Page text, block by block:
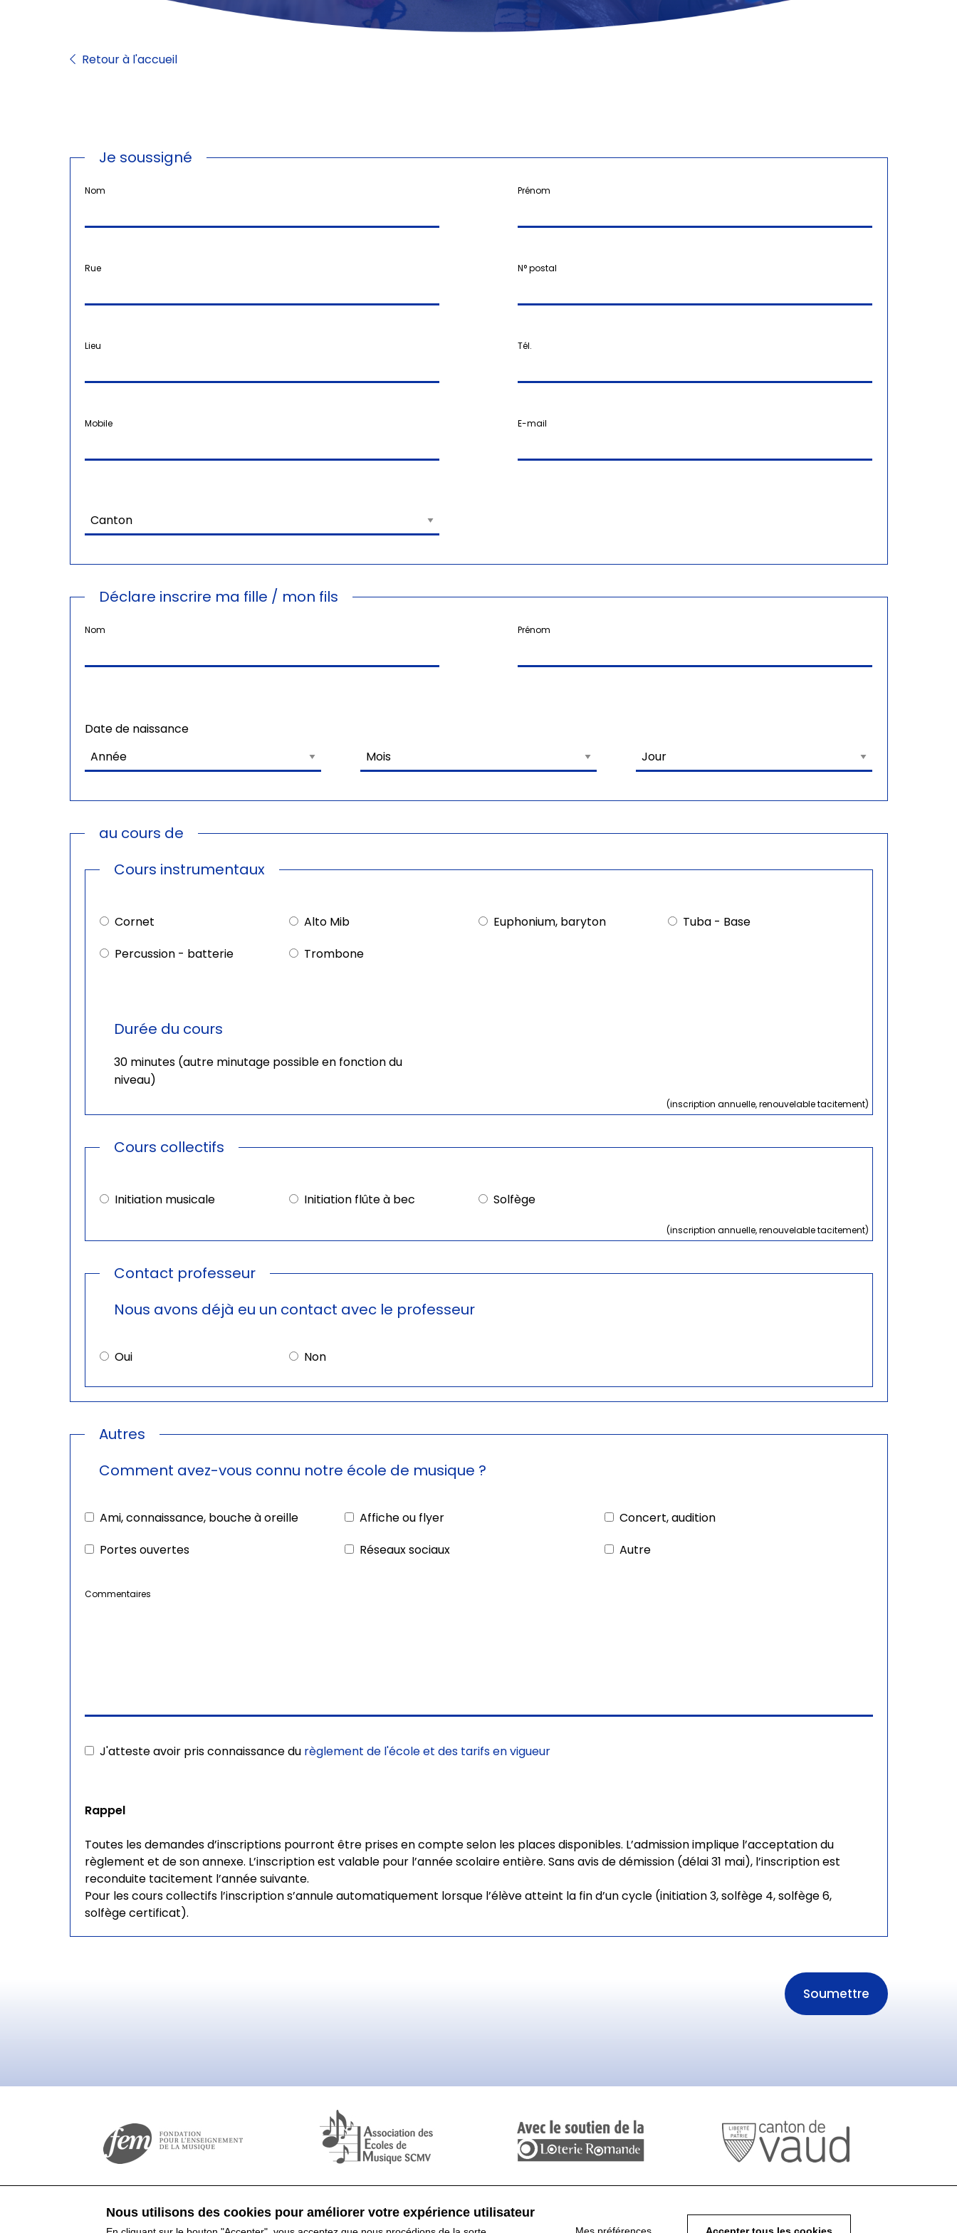
Retour à l'accueil
Je soussigné
Nom Prénom
Rue N° postal
Lieu Tél.
Mobile E-mail
Déclare inscrire ma fille / mon fils
Nom Prénom
Date de naissance
au cours de
Cours instrumentaux
instrumentaux
Cornet Alto Mib Euphonium, baryton
Tuba - Base
Percussion - batterie
Trombone
Durée du cours
30 minutes (autre minutage possible en fonction du
niveau)
(inscription annuelle, renouvelable tacitement)
Cours collectifs
collectifs
Initiation musicale Initiation flûte à bec Solfège
(inscription annuelle, renouvelable tacitement)
Contact professeur
Nous avons déjà eu un contact avec le professeur
Oui Non
Autres
Comment avez-vous connu notre école de musique ?
Ami, connaissance, bouche à oreille Affiche ou flyer
Concert, audition
Portes ouvertes
Réseaux sociaux Autre
Commentaires
J'atteste avoir pris connaissance du règlement de l'école et des tarifs en vigueur
Rappel
Toutes les demandes d’inscriptions pourront être prises en compte selon les places disponibles. L’admission implique l’acceptation du
règlement et de son annexe. L’inscription est valable pour l’année scolaire entière. Sans avis de démission (délai 31 mai), l’inscription est
reconduite tacitement l’année suivante.
Pour les cours collectifs l’inscription s’annule automatiquement lorsque l’élève atteint la fin d’un cycle (initiation 3, solfège 4, solfège 6,
solfège certificat).
Nous utilisons des cookies pour améliorer votre expérience utilisateur
Mes préférences Accepter tous les cookies